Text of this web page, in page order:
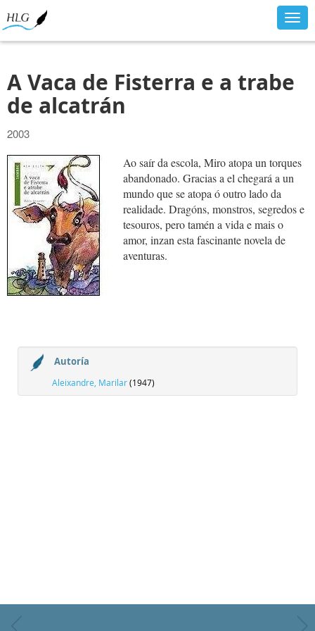
A Vaca de Fisterra e a trabe
de alcatrán
2003
Ao saír da escola, Miro atopa un torques
abandonado. Gracias a el chegará a un
mundo que se atopa ó outro lado da
realidade. Dragóns, monstros, segredos e
tesouros, pero tamén a vida e mais o
amor, inzan esta fascinante novela de
aventuras.
Autoría
Aleixandre, Marilar(1947)